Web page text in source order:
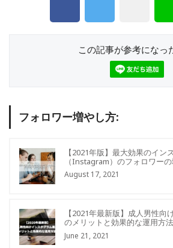
この記事が参考になっ
フォロワー増やし方:
【2021年版】最大効果のイン
（Instagram）のフォロワー
August 17, 2021
【2021年最新版】成人男性向
のメリットと効果的な運用方法
June 21, 2021